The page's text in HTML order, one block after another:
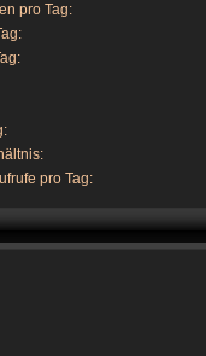
pro Tag:
pro Tag: